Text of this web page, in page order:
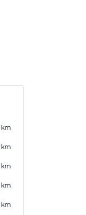
km
km
km
km
km